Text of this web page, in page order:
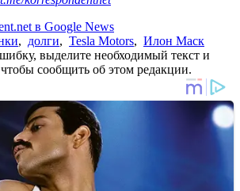
в Google News
, долги, Tesla Motors, Илон Маск
выделите необходимый текст и
сообщить об этом редакции.